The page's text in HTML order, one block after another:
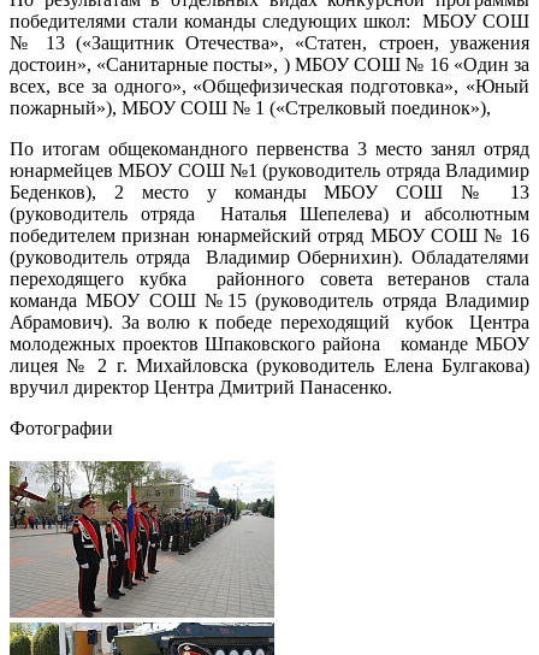
победителями стали команды следующих школ: МБОУ СОШ
№ 13 («Защитник Отечества», «Статен, строен, уважения
достоин», «Санитарные посты», ) МБОУ СОШ № 16 «Один за
всех, все за одного», «Общефизическая подготовка», «Юный
пожарный»), МБОУ СОШ № 1 («Стрелковый поединок»),
По итогам общекомандного первенства 3 место занял отряд
юнармейцев МБОУ СОШ №1 (руководитель отряда Владимир
Беденков), 2 место у команды МБОУ СОШ № 13
(руководитель отряда Наталья Шепелева) и абсолютным
победителем признан юнармейский отряд МБОУ СОШ № 16
(руководитель отряда Владимир Обернихин). Обладателями
переходящего кубка районного совета ветеранов стала
команда МБОУ СОШ №15 (руководитель отряда Владимир
Абрамович). За волю к победе переходящий кубок Центра
молодежных проектов Шпаковского района команде МБОУ
лицея № 2 г. Михайловска (руководитель Елена Булгакова)
вручил директор Центра Дмитрий Панасенко.
Фотографии